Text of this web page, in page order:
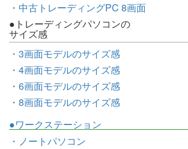
・中古トレーディングPC 8画面
●トレーディングパソコンの
サイズ感
・3画面モデルのサイズ感
・4画面モデルのサイズ感
・6画面モデルのサイズ感
・8画面モデルのサイズ感
●ワークステーション
・ノートパソコン